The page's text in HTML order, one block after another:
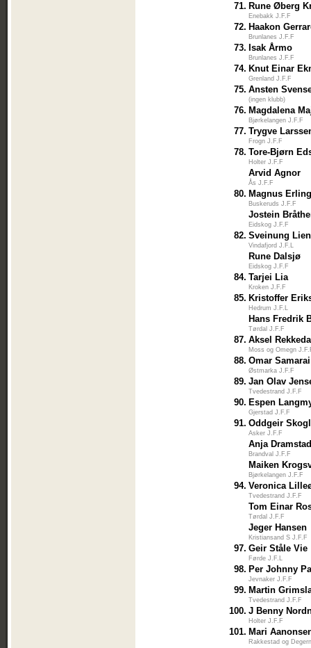
71. Rune Øberg
Enebakk J.F.F
72. Haakon
Brunlanes J.F.F
73. Isak Årmo
Brunlanes J.F.F
74. Knut Einar
Grenland J.F.F
75. Ansten
(ingen klubb)
76. Magdalena
Bjørkelangen J.F.F
77. Trygve
Frogn J.F.F
78. Tore-Bjørn
Holter J.F.F
Arvid Agnor
Ås J.F.F
80. Magnus
Buskeruds J.F.F
Jostein
Eidskog J.F.F
82. Sveinung Lien
Vindafjord J.F.L
Rune Dalsjø
Eidskog J.F.F
84. Tarjei Lia
Kroken J.F.F
85. Kristoffer
Hedrum J.F.L
Hans Fredrik
Tørdal J.F.F
87. Aksel
Moss og Omegn
88. Omar Samarai
Østmarka J.F.F
89. Jan Olav
Tvedestrand J.F.F
90. Espen
Gjerstad J.F.F
91. Oddgeir
Asker J.F.F
Anja
Brandval J.F.F
Maiken
Bjørkelangen J.F.F
94. Veronica
Tvedestrand J.F.F
Tom Einar
Tørdal J.F.F
Jeger Hansen
Kristiansand S J.F.F
97. Geir Ståle Vie
Førde J.F.L
98. Per Johnny
Jevnaker J.F.F
99. Martin
Tvedestrand J.F.F
100. J Benny
Holter J.F.F
101. Mari
Rakkestad og